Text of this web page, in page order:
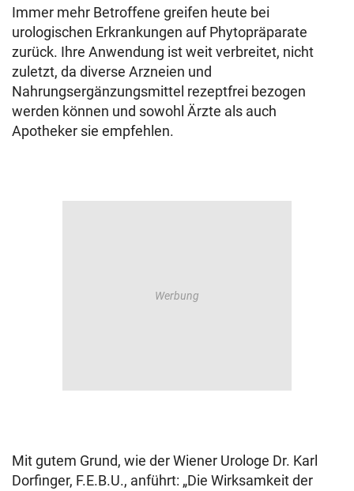
Immer mehr Betroffene greifen heute bei
urologischen Erkrankungen auf Phytopräparate
zurück. Ihre Anwendung ist weit verbreitet, nicht
zuletzt, da diverse Arzneien und
Nahrungsergänzungsmittel rezeptfrei bezogen
werden können und sowohl Ärzte als auch
Apotheker sie empfehlen.
Mit gutem Grund, wie der Wiener Urologe Dr. Karl
Dorfinger, F.E.B.U., anführt: „Die Wirksamkeit der